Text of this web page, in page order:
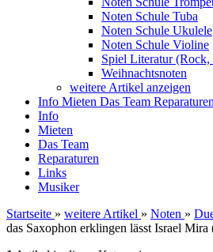
Noten Schule Tuba
Noten Schule Ukulele
Noten Schule Violine
Spiel Literatur (Rock,
Weihnachtsnoten
weitere Artikel anzeigen
Info Mieten Das Team Reparaturen
Info
Mieten
Das Team
Reparaturen
Links
Musiker
Startseite » weitere Artikel » Noten »
das Saxophon erklingen lässt Israel Mira